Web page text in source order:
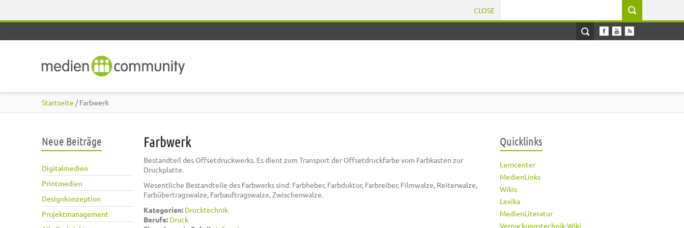
CLOSE
Startseite / Farbwerk
Neue Beiträge
Digitalmedien
Printmedien
Designkonzeption
Projektmanagement
Farbwerk
Bestandteil des Offsetdruckwerks. Es dient zum Transport der Offsetdruckfarbe vom Farbkasten zur
Druckplatte.
Wesentliche Bestandteile des Farbwerks sind: Farbheber, Farbduktor, Farbreiber, Filmwalze, Reiterwalze,
Farbübertragswalze, Farbauftragswalze, Zwischenwalze.
Kategorien: Drucktechnik
Berufe: Druck
Quicklinks
Lerncenter
MedienLinks
Wikis
Lexika
MedienLiteratur
Verpackungstechnik-Wiki